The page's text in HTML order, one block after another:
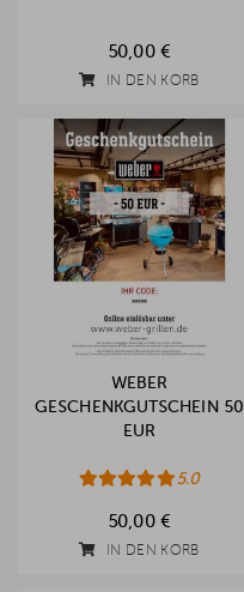
50,00 €
IN DEN KORB
WEBER
GESCHENKGUTSCHEIN 50
EUR
5.0
50,00 €
IN DEN KORB